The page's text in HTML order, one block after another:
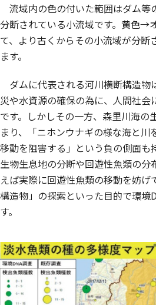
流域内の色の付いた範囲はダム等
分断されている小流域です。黄色
て、より古くからその小流域が分断
ます。
ダムに代表される河川横断構造物
災や水資源の確保の為に、人間社会
です。しかしその一方、森里川海の
まり、「ニホンウナギの様な海と川
移動を阻害する」という負の側面も
生物生息地の分断や回遊性魚類の分
えば実際に回遊性魚類の移動を妨
構造物」の探索といった目的で環境
す。